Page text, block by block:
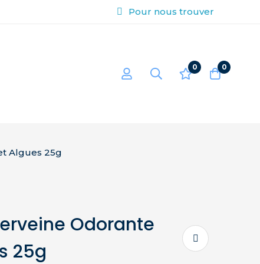
Pour nous trouver
0 0
Algues 25g
Odorante
25g